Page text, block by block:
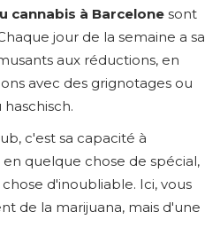
cannabis à Barcelone sont
jour de la semaine a sa
aux réductions, en
avec des grignotages ou
c'est sa capacité à
quelque chose de spécial,
d'inoubliable. Ici, vous
de la marijuana, mais d'une